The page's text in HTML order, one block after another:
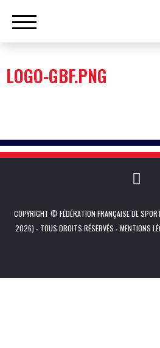
LOGO-GBF.PNG
COPYRIGHT © FÉDÉRATION FRANÇAISE DE
2026) - TOUS DROITS RÉSERVÉS -MENTIONS